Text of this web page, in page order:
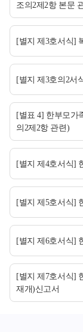
조의2제2항 본문
[별지 제3호서식]
[별지 제3호의2서
[별표 4] 한부모가
의2제2항 관련)
[별지 제4호서식]
[별지 제5호서식]
[별지 제6호서식]
[별지 제7호서식]
재개)신고서